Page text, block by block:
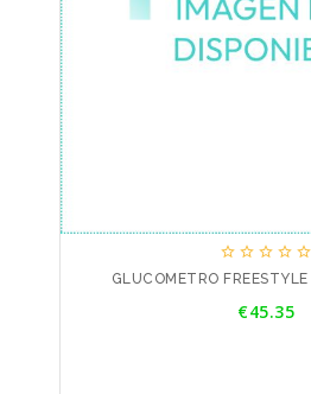
    
GLUCOMETRO
€45.35